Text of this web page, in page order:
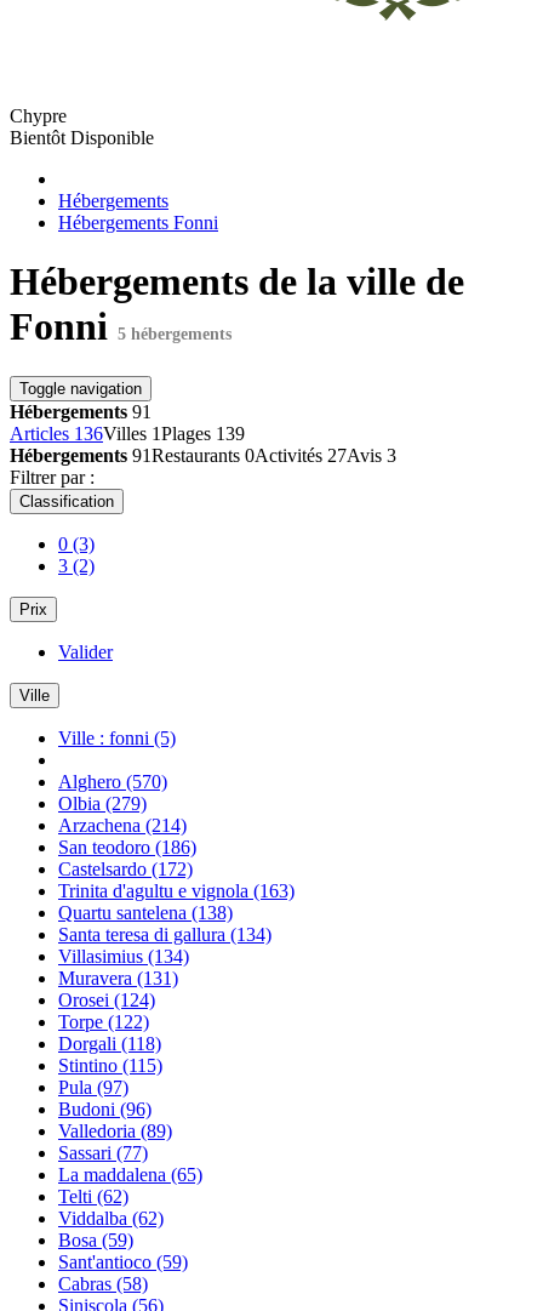
Chypre
Bientôt Disponible
Hébergements
Hébergements Fonni
Hébergements de la ville de
Fonni 5 hébergements
Toggle navigation
Hébergements 91
Articles 136Villes 1Plages 139
Hébergements 91Restaurants 0Activités 27Avis 3
Filtrer par :
Classification
0 (3)
3 (2)
Prix
Valider
Ville
Ville : fonni (5)
Alghero (570)
Olbia (279)
Arzachena (214)
San teodoro (186)
Castelsardo (172)
Trinita d'agultu e vignola (163)
Quartu santelena (138)
Santa teresa di gallura (134)
Villasimius (134)
Muravera (131)
Orosei (124)
Torpe (122)
Dorgali (118)
Stintino (115)
Pula (97)
Budoni (96)
Valledoria (89)
Sassari (77)
La maddalena (65)
Telti (62)
Viddalba (62)
Bosa (59)
Sant'antioco (59)
Cabras (58)
Siniscola (56)